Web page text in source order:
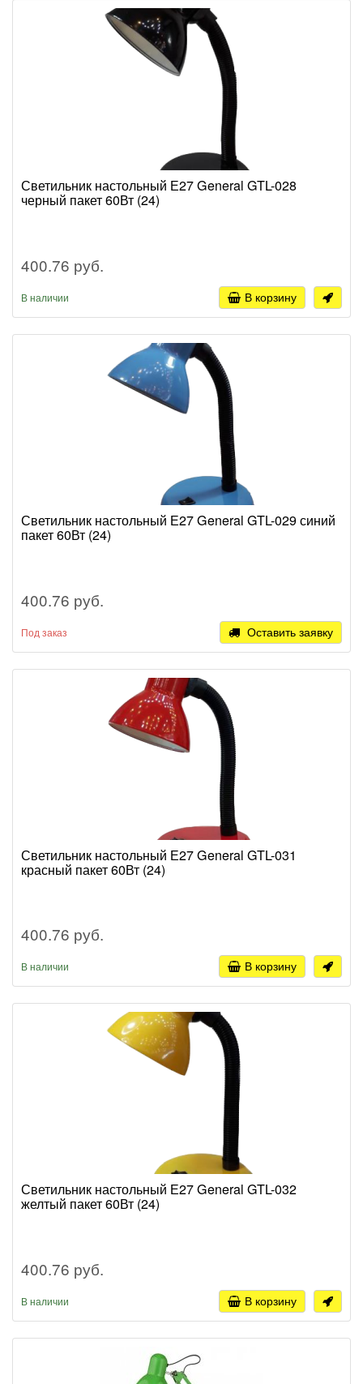
Светильник настольный Е27 General GTL-028
черный пакет 60Вт (24)
400.76 руб.
В наличии В корзину
Светильник настольный Е27 General GTL-029 синий
пакет 60Вт (24)
400.76 руб.
Под заказ Оставить заявку
Светильник настольный Е27 General GTL-031
красный пакет 60Вт (24)
400.76 руб.
В наличии В корзину
Светильник настольный Е27 General GTL-032
желтый пакет 60Вт (24)
400.76 руб.
В наличии В корзину